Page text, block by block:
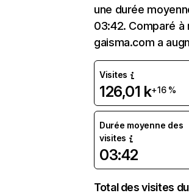
une durée
03:42. Comparé à
gaisma.com a
Visites
126,01 k+16 %
Durée moyenne des
visites
03:42
Total des visites